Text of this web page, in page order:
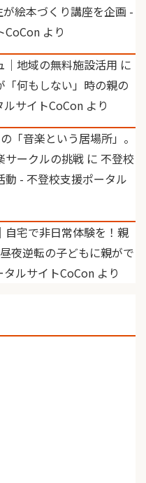
絵本づくり講座を企画 -
CoCon より
｜地域の無料施設活用 に
何もしない」時の親の
サイトCoCon より
「音楽という居場所」。
サークルの挑戦 に 不登校
- 不登校支援ポータル
自宅で非日常体験を！親
夜逆転の子どもに親がで
ルサイトCoCon より